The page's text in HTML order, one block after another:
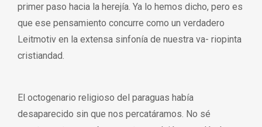
primer paso hacia la herejía. Ya lo hemos dicho, pero es
que ese pensamiento concurre como un verdadero
Leitmotiv en la extensa sinfonía de nuestra va- riopinta
cristiandad.
El octogenario religioso del paraguas había
desaparecido sin que nos percatáramos. No sé